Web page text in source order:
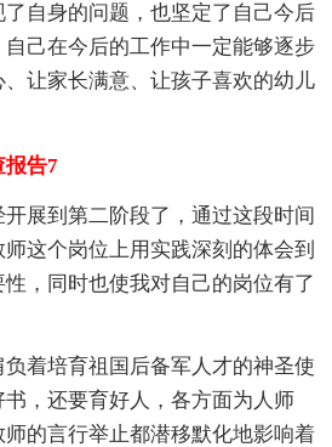
自身的问题，也坚定了自己今后
己在今后的工作中一定能够逐步
让家长满意、让孩子喜欢的幼儿
告7
展到第二阶段了，通过这段时间
这个岗位上用实践深刻的体会到
，同时也使我对自己的岗位有了
着培育祖国后备军人才的神圣使
，还要育好人，各方面为人师
的言行举止都潜移默化地影响着